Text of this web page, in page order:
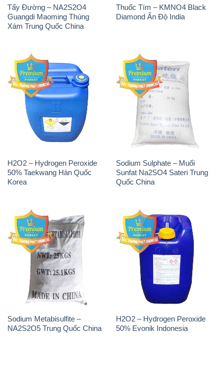
Tẩy Đường – NA2S2O4
Guangdi Maoming Thùng
Xám Trung Quốc China
Thuốc Tím – KMNO4 Black
Diamond Ấn Độ India
H2O2 – Hydrogen Peroxide
50% Taekwang Hàn Quốc
Korea
Sodium Sulphate – Muối
Sunfat Na2SO4 Sateri Trung
Quốc China
Sodium Metabisulfite –
NA2S2O5 Trung Quốc China
H2O2 – Hydrogen Peroxide
50% Evonik Indonesia